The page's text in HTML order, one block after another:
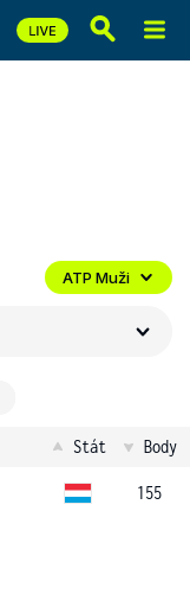
ATP Muži
Stát Body
155